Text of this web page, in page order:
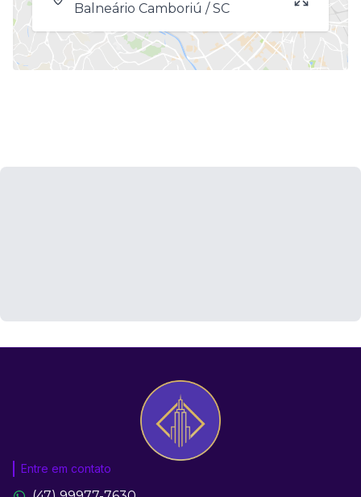
Balneário Camboriú / SC
Entre em contato